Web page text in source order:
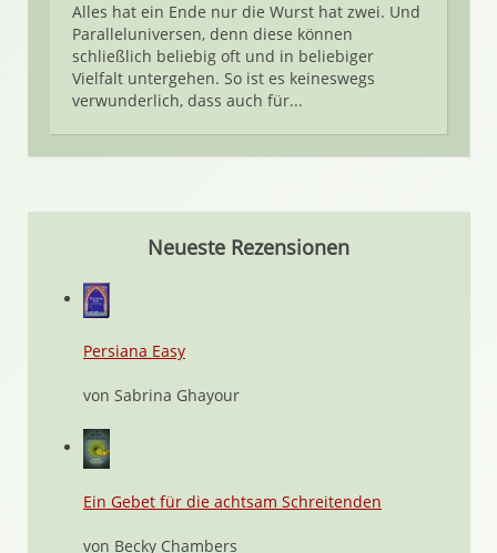
Alles hat ein Ende nur die Wurst hat zwei. Und
Paralleluniversen, denn diese können
schließlich beliebig oft und in beliebiger
Vielfalt untergehen. So ist es keineswegs
verwunderlich, dass auch für...
Neueste Rezensionen
Persiana Easy
von Sabrina Ghayour
Ein Gebet für die achtsam Schreitenden
von Becky Chambers